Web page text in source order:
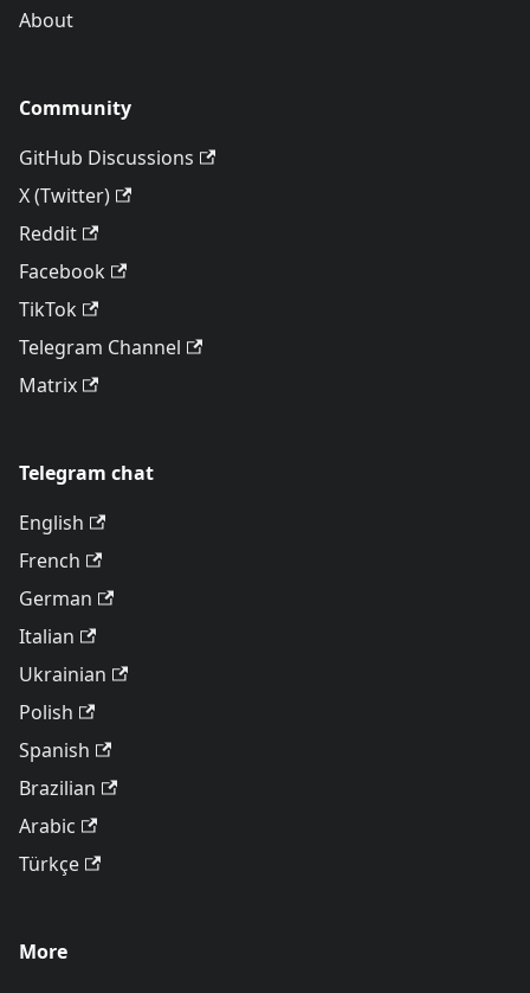
About
Community
GitHub Discussions
X (Twitter)
Reddit
Facebook
TikTok
Telegram Channel
Matrix
Telegram chat
English
French
German
Italian
Ukrainian
Polish
Spanish
Brazilian
Arabic
Türkçe
More